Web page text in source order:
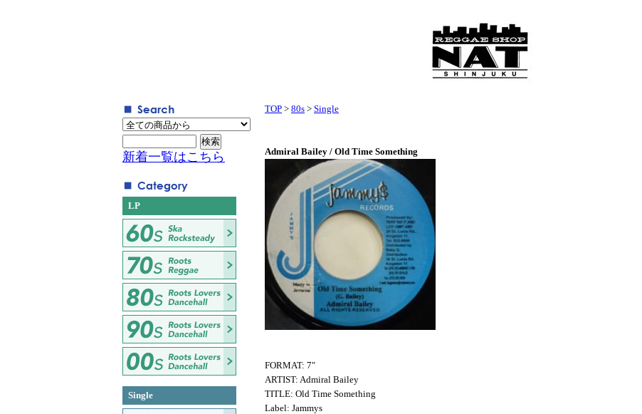
TOP > 80s > Single
Admiral Bailey / Old Time Something
FORMAT: 7"
ARTIST: Admiral Bailey
TITLE: Old Time Something
Label: Jammys
新着一覧はこちら
LP
Single